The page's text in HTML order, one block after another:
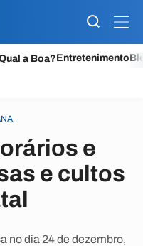
a Boa?Entretenimento
e
e cultos
no dia 24 de dezembro,